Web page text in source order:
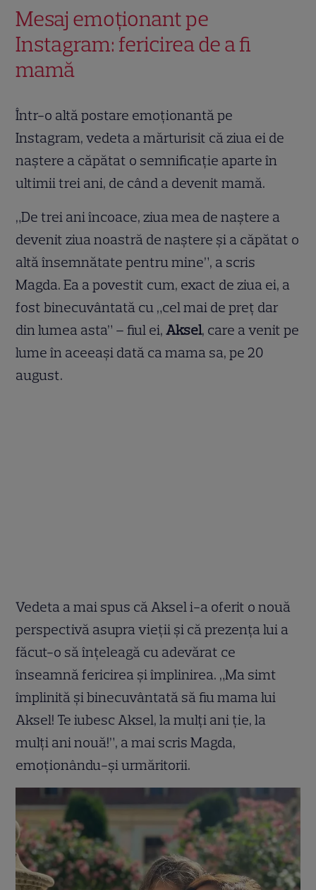
Mesaj emoționant pe
Instagram: fericirea de a fi
mamă
Într-o altă postare emoționantă pe
Instagram, vedeta a mărturisit că ziua ei de
naștere a căpătat o semnificație aparte în
ultimii trei ani, de când a devenit mamă.
„De trei ani încoace, ziua mea de naștere a
devenit ziua noastră de naștere și a căpătat o
altă însemnătate pentru mine”, a scris
Magda. Ea a povestit cum, exact de ziua ei, a
fost binecuvântată cu „cel mai de preț dar
din lumea asta” – fiul ei,Aksel, care a venit pe
lume în aceeași dată ca mama sa, pe 20
august.
Vedeta a mai spus că Aksel i-a oferit o nouă
perspectivă asupra vieții și că prezența lui a
făcut-o să înțeleagă cu adevărat ce
înseamnă fericirea și împlinirea. „Ma simt
împlinită și binecuvântată să fiu mama lui
Aksel! Te iubesc Aksel, la mulți ani ție, la
mulți ani nouă!”, a mai scris Magda,
emoționându-și urmăritorii.